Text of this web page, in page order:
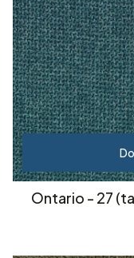
Ontario - 27